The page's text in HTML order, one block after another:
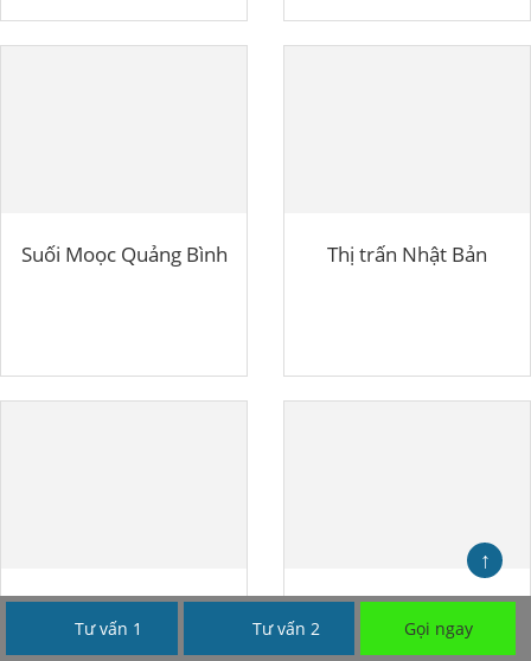
Suối Moọc Quảng Bình Thị trấn Nhật Bản
Cao nguyên Mộc Châu Công viên giải trí Circus Land
↑
Tư vấn 1 Tư vấn 2 Gọi ngay